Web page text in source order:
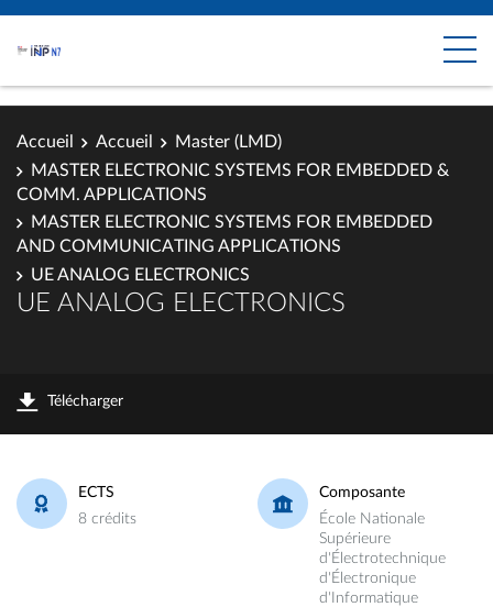
Accueil Accueil
Master (LMD)
MASTER ELECTRONIC SYSTEMS FOR EMBEDDED &
COMM. APPLICATIONS
MASTER ELECTRONIC SYSTEMS FOR EMBEDDED
AND COMMUNICATING APPLICATIONS
UE ANALOG ELECTRONICS
UE ANALOG ELECTRONICS
Télécharger
ECTS
8 crédits
Composante
École Nationale
Supérieure
d'Électrotechnique
d'Électronique
d'Informatique